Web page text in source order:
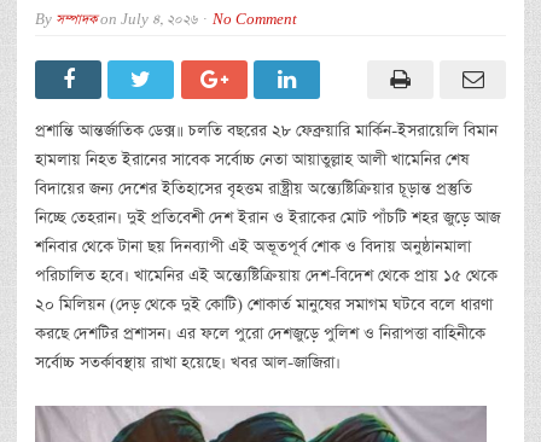
By সম্পাদকon July 4, 2026 No Comment
প্রশান্তি আন্তর্জাতিক ডেক্স॥ চলতি বছরের ২৮ ফেব্রুয়ারি মার্কিন-ইসরায়েলি বিমান
হামলায় নিহত ইরানের সাবেক সর্বোচ্চ নেতা আয়াতুল্লাহ আলী খামেনির শেষ
বিদায়ের জন্য দেশের ইতিহাসের বৃহত্তম রাষ্ট্রীয় অন্ত্যেষ্টিক্রিয়ার চূড়ান্ত প্রস্তুতি
নিচ্ছে তেহরান। দুই প্রতিবেশী দেশ ইরান ও ইরাকের মোট পাঁচটি শহর জুড়ে আজ
শনিবার থেকে টানা ছয় দিনব্যাপী এই অভূতপূর্ব শোক ও বিদায় অনুষ্ঠানমালা
পরিচালিত হবে। খামেনির এই অন্ত্যেষ্টিক্রিয়ায় দেশ-বিদেশ থেকে প্রায় ১৫ থেকে
২০ মিলিয়ন (দেড় থেকে দুই কোটি) শোকার্ত মানুষের সমাগম ঘটবে বলে ধারণা
করছে দেশটির প্রশাসন। এর ফলে পুরো দেশজুড়ে পুলিশ ও নিরাপত্তা বাহিনীকে
সর্বোচ্চ সতর্কাবস্থায় রাখা হয়েছে। খবর আল-জাজিরা।